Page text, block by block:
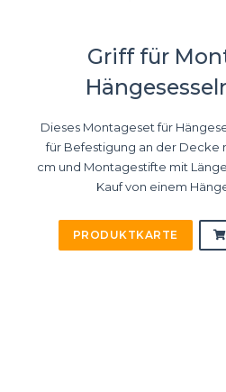
Griff für
Dieses Montageset für
für Befestigung an der Decke
cm und Montagestifte mit
Kauf von einem
PRODUKTKARTE